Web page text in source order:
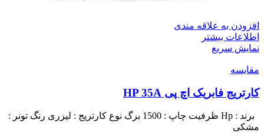
افزودن به علاقه مندی
اطلاعات بیشتر
نمایش سریع
مقايسه
کارتریج فابریک اچ پی HP 35A
برند : Hp ظرفیت چاپ : 1500 برگ نوع کارتریج : لیزری رنگ تونر :
مشکی